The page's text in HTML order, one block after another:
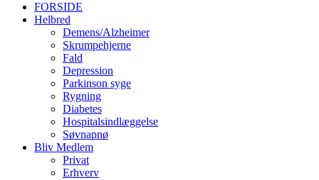
FORSIDE
Helbred
Demens/Alzheimer
Skrumpehjerne
Fald
Depression
Parkinson syge
Rygning
Diabetes
Hospitalsindlæggelse
Søvnapnø
Bliv Medlem
Privat
Erhverv